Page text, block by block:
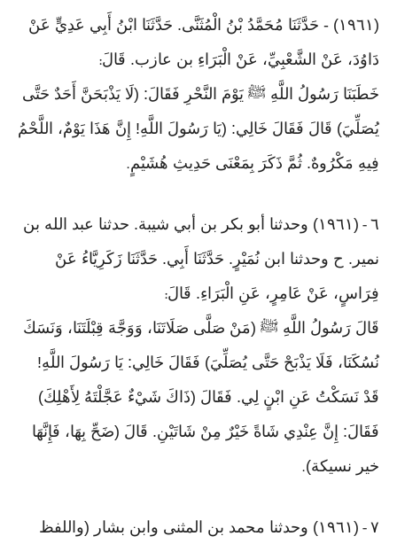
(١٩٦١) - حَدَّثَنَا مُحَمَّدُ بْنُ الْمُثَنَّى. حَدَّثَنَا ابْنُ أَبِي عَدِيٍّ عَنْ
دَاوُدَ، عَنْ الشَّعْبِيِّ، عَنْ الْبَرَاءِ بن عازب. قَالَ:
خَطَبَنَا رَسُولُ اللَّهِ ﷺ يَوْمَ النَّحْرِ فَقَالَ: (لَا يَذْبَحَنَّ أَحَدٌ حَتَّى
يُصَلِّيَ) قَالَ فَقَالَ خَالِي: (يَا رَسُولَ اللَّهِ! إِنَّ هَذَا يَوْمٌ، اللَّحْمُ
فِيهِ مَكْرُوهٌ. ثُمَّ ذَكَرَ بِمَعْنَى حَدِيثِ هُشَيْمٍ.
٦ -
(١٩٦١) وحدثنا أبو بكر بن أبي شيبة. حدثنا عبد الله بن
نمير. ح وحدثنا ابن نُمَيْرٍ. حَدَّثَنَا أَبِي. حَدَّثَنَا زَكَرِيَّاءُ عَنْ
فِرَاسٍ، عَنْ عَامِرٍ، عَنِ الْبَرَاءِ. قَالَ:
قَالَ رَسُولُ اللَّهِ ﷺ (مَنْ صَلَّى صَلَاتَنَا، وَوَجَّهَ قِبْلَتَنَا، وَنَسَكَ
نُسُكَنَا، فَلَا يَذْبَحْ حَتَّى يُصَلِّيَ) فَقَالَ خَالِي: يَا رَسُولَ اللَّهِ!
قَدْ نَسَكْتُ عَنِ ابْنٍ لِي. فَقَالَ (ذَاكَ شَيْءٌ عَجَّلْتَهُ لِأَهْلِكَ)
فَقَالَ: إِنَّ عِنْدِي شَاةً خَيْرٌ مِنْ شَاتَيْنِ. قَالَ (ضَحِّ بِهَا، فَإِنَّهَا
خير نسيكة).
٧ -
(١٩٦١) وحدثنا محمد بن المثنى وابن بشار (واللفظ